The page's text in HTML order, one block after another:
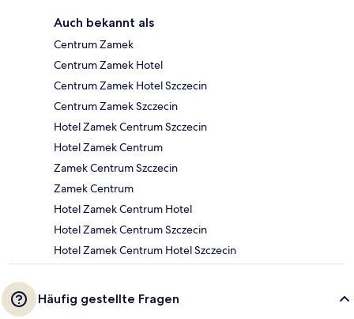
Auch bekannt als
Centrum Zamek
Centrum Zamek Hotel
Centrum Zamek Hotel Szczecin
Centrum Zamek Szczecin
Hotel Zamek Centrum Szczecin
Hotel Zamek Centrum
Zamek Centrum Szczecin
Zamek Centrum
Hotel Zamek Centrum Hotel
Hotel Zamek Centrum Szczecin
Hotel Zamek Centrum Hotel Szczecin
Häufig gestellte Fragen